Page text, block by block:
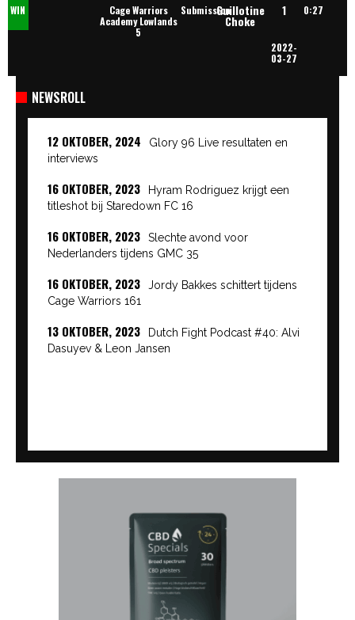
WIN
Cage Warriors
Academy Lowlands
5
SubmissionGuillotine
Choke
1 0:27
2022-
03-27
NEWSROLL
12 OKTOBER, 2024
Glory 96 Live resultaten en
interviews
16 OKTOBER, 2023
Hyram Rodriguez krijgt een
titleshot bij Staredown FC 16
16 OKTOBER, 2023
Slechte avond voor
Nederlanders tijdens GMC 35
16 OKTOBER, 2023
Jordy Bakkes schittert tijdens
Cage Warriors 161
13 OKTOBER, 2023
Dutch Fight Podcast #40: Alvi
Dasuyev & Leon Jansen